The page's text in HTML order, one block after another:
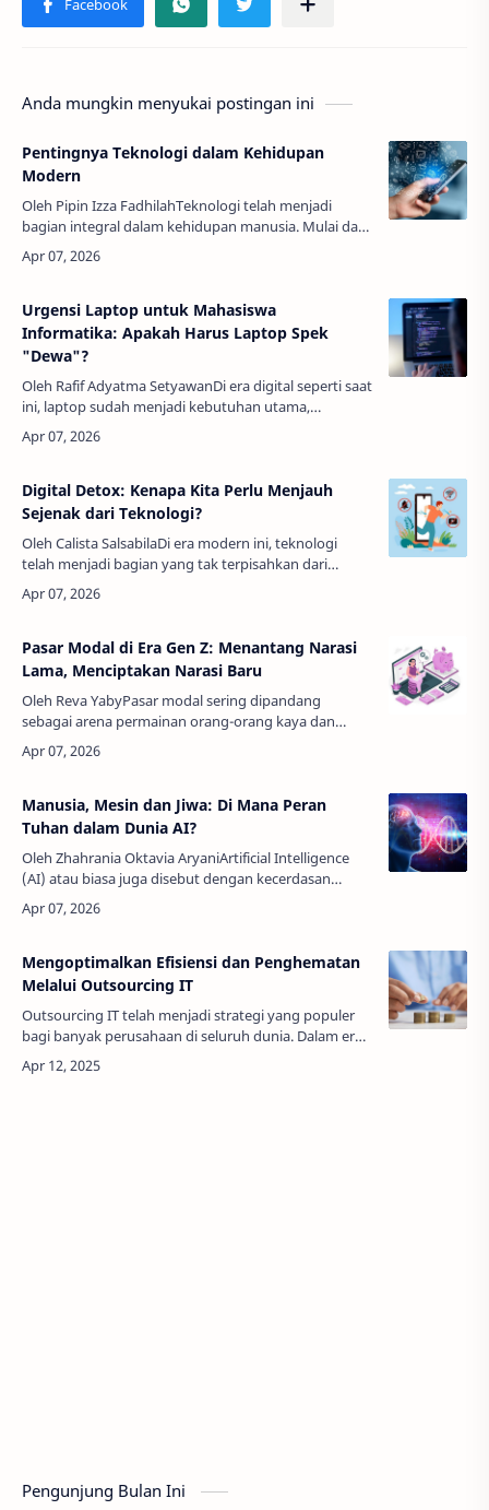
Anda mungkin menyukai postingan ini
Pentingnya Teknologi dalam Kehidupan
Modern
Oleh Pipin Izza FadhilahTeknologi telah menjadi
bagian integral dalam kehidupan manusia. Mulai dari
cara kita berkomunikasi, bekerja, hingga mengakses
informasi, teknologi mem…
Urgensi Laptop untuk Mahasiswa
Informatika: Apakah Harus Laptop Spek
"Dewa"?
Oleh Rafif Adyatma SetyawanDi era digital seperti saat
ini, laptop sudah menjadi kebutuhan utama,
terutama untuk para mahasiswa di jurusan tertentu,
salah satunya jurusan Info…
Digital Detox: Kenapa Kita Perlu Menjauh
Sejenak dari Teknologi?
Oleh Calista SalsabilaDi era modern ini, teknologi
telah menjadi bagian yang tak terpisahkan dari
kehidupan kita. Mulai dari smartphone, laptop,
hingga PC, hampir setiap aspek…
Pasar Modal di Era Gen Z: Menantang Narasi
Lama, Menciptakan Narasi Baru
Oleh Reva YabyPasar modal sering dipandang
sebagai arena permainan orang-orang kaya dan
institusi besar. Namun, era Gen Z, dengan akses
informasi yang tak terbatas, teknologi …
Manusia, Mesin dan Jiwa: Di Mana Peran
Tuhan dalam Dunia AI?
Oleh Zhahrania Oktavia AryaniArtificial Intelligence
(AI) atau biasa juga disebut dengan kecerdasan
buatan, telah membawa perubahan cukup besar bagi
semua aspek kehidupan, ter…
Mengoptimalkan Efisiensi dan Penghematan
Melalui Outsourcing IT
Outsourcing IT telah menjadi strategi yang populer
bagi banyak perusahaan di seluruh dunia. Dalam era
digital yang terus berkembang, organisasi di berbagai
sektor mengakui pentingn…